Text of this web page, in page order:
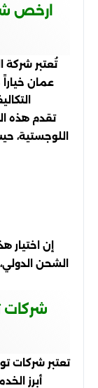
ارخص
تُعتبر
عمان
تقدم هذه
اللوجستية،
إن
الشحن
شركات
تعتبر شركات
أبرز